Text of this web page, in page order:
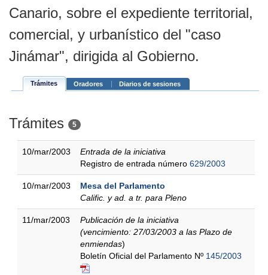
Canario, sobre el expediente territorial,
comercial, y urbanístico del "caso
Jinámar", dirigida al Gobierno.
Trámites Oradores Diarios de sesiones
Trámites 5
10/mar/2003
Entrada de la iniciativa
Registro de entrada número 629/2003
10/mar/2003
Mesa del Parlamento
Calific. y ad. a tr. para Pleno
11/mar/2003
Publicación de la iniciativa
(vencimiento: 27/03/2003 a las Plazo de
enmiendas)
Boletín Oficial del Parlamento Nº 145/2003